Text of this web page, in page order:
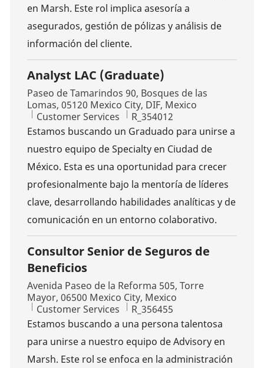
en Marsh. Este rol implica asesoría a
asegurados, gestión de pólizas y análisis de
información del cliente.
Analyst LAC (Graduate)
Location
Paseo de Tamarindos 90, Bosques de las
Lomas, 05120 Mexico City, DIF, Mexico
Category
Customer Services Job Id
R_354012
Estamos buscando un Graduado para unirse a
nuestro equipo de Specialty en Ciudad de
México. Esta es una oportunidad para crecer
profesionalmente bajo la mentoría de líderes
clave, desarrollando habilidades analíticas y de
comunicación en un entorno colaborativo.
Consultor Senior de Seguros de
Beneficios
Location
Avenida Paseo de la Reforma 505, Torre
Mayor, 06500 Mexico City, Mexico
Category
Customer Services Job Id
R_356455
Estamos buscando a una persona talentosa
para unirse a nuestro equipo de Advisory en
Marsh. Este rol se enfoca en la administración